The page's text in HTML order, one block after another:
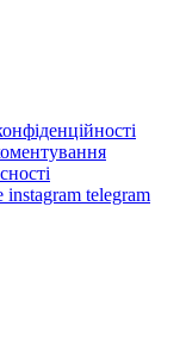
instagram telegram